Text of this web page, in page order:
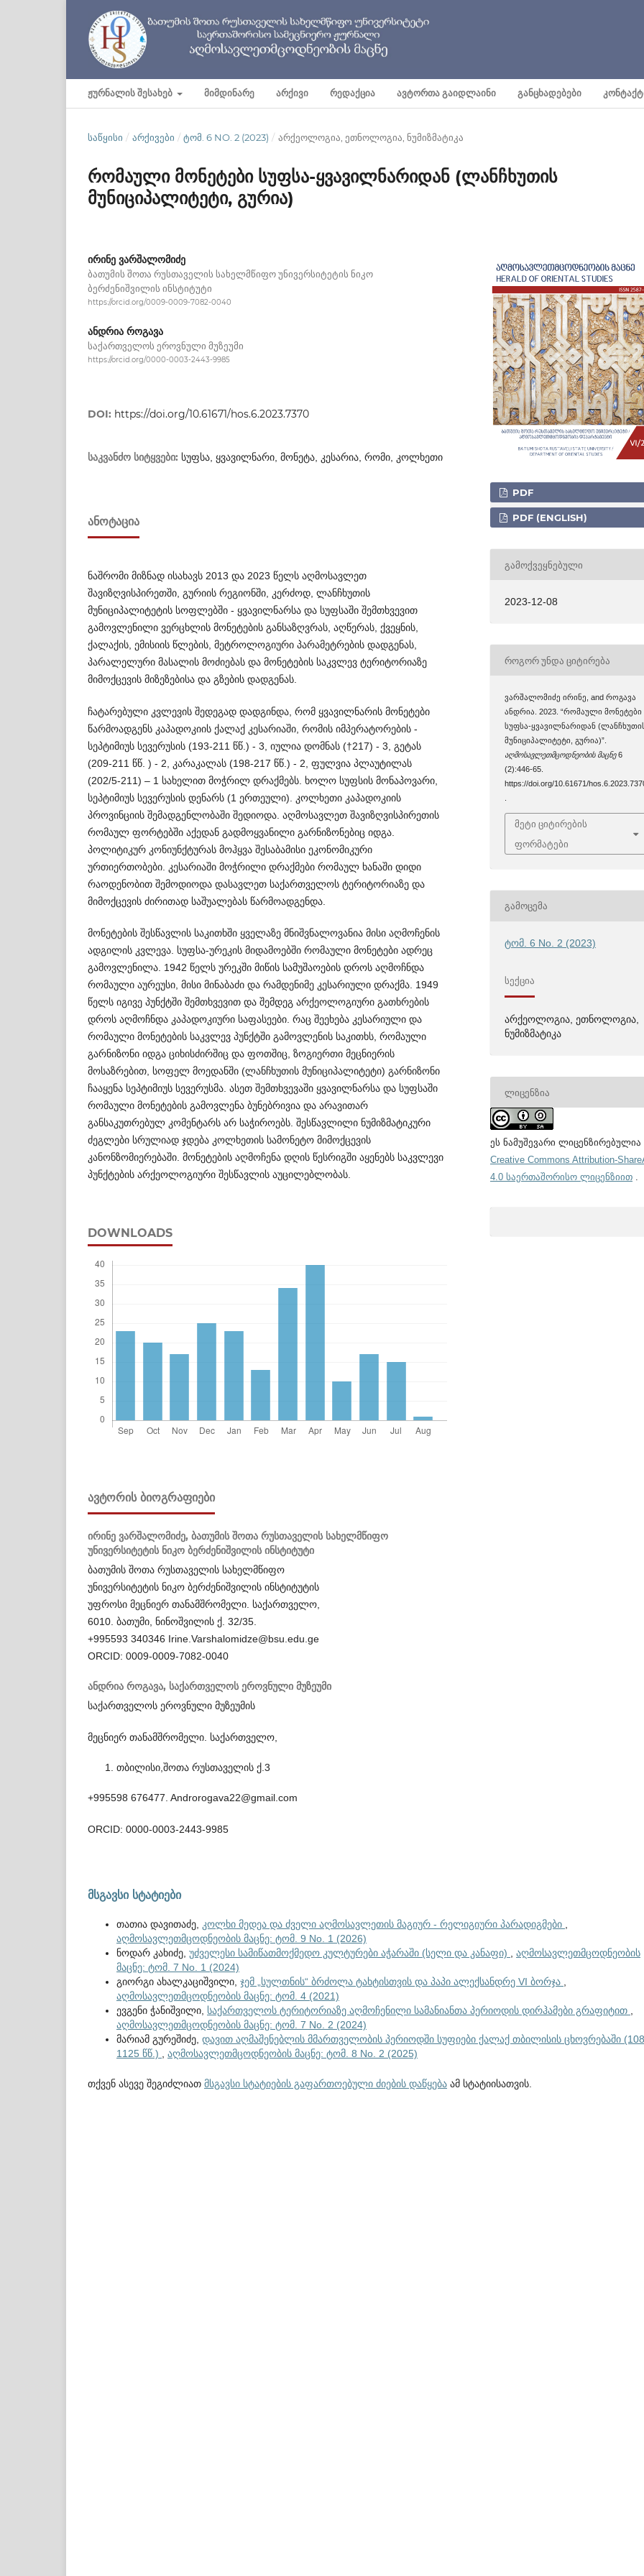
ᲟᲣᲠᲜᲐᲚᲘᲡ ᲨᲔᲡᲐᲮᲔᲑ ᲛᲘᲛᲓᲘᲜᲐᲠᲔ ᲐᲠᲥᲘᲕᲘ ᲠᲔᲓᲐᲥᲪᲘᲐ ᲐᲕᲢᲝᲠᲗᲐ ᲒᲐᲘᲓᲚᲐᲘᲜᲘ ᲒᲐᲜᲪᲮᲐᲓᲔᲑᲔᲑᲘ
ᲡᲐᲬᲧᲘᲡᲘ / ᲐᲠᲥᲘᲕᲔᲑᲘ / ᲢᲝᲛ. 6 NO. 2 (2023) / არქეოლოგია, ეთნოლოგია, ნუმიზმატიკა
რომაული მონეტები სუფსა-ყვავილნარიდან (ლანჩხუთის
მუნიციპალიტეტი, გურია)
ირინე ვარშალომიძე
ბათუმის შოთა რუსთაველის სახელმწიფო უნივერსიტეტის ნიკო
ბერძენიშვილის ინსტიტუტი
https://orcid.org/0009-0009-7082-0040
ანდრია როგავა
საქართველოს ეროვნული მუზეუმი
https://orcid.org/0000-0003-2443-9985
DOI: https://doi.org/10.61671/hos.6.2023.7370
საკვანძო სიტყვები: სუფსა, ყვავილნარი, მონეტა, კესარია, რომი, კოლხეთი
ᲐᲜᲝᲢᲐᲪᲘᲐ
ნაშრომი მიზნად ისახავს 2013 და 2023 წელს აღმოსავლეთ
შავიზღვისპირეთში, გურიის რეგიონში, კერძოდ, ლანჩხუთის
მუნიციპალიტეტის სოფლებში - ყვავილნარსა და სუფსაში შემთხვევით
გამოვლენილი ვერცხლის მონეტების განსაზღვრას, აღწერას, ქვეყნის,
ქალაქის, ემისიის წლების, მეტროლოგიური პარამეტრების დადგენას,
პარალელური მასალის მოძიებას და მონეტების საკვლევ ტერიტორიაზე
მიმოქცევის მიზეზებისა და გზების დადგენას.
ჩატარებული კვლევის შედეგად დადგინდა, რომ ყვავილნარის მონეტები
წარმოადგენს კაპადოკიის ქალაქ კესარიაში, რომის იმპერატორების -
სეპტიმიუს სევერუსის (193-211 წწ.) - 3, იულია დომნას (†217) - 3, გეტას
(209-211 წწ. ) - 2, კარაკალას (198-217 წწ.) - 2, ფულვია პლაუტილას
(202/5-211) – 1 სახელით მოჭრილ დრაქმებს. ხოლო სუფსის მონაპოვარი,
სეპტიმიუს სევერუსის დენარს (1 ერთეული). კოლხეთი კაპადოკიის
პროვინციის შემადგენლობაში შედიოდა. აღმოსავლეთ შავიზღვისპირეთის
რომაულ ფორტებში აქედან გადმოყვანილი გარნიზონებიც იდგა.
პოლიტიკურ კონიუნქტურას მოჰყვა შესაბამისი ეკონომიკური
ურთიერთობები. კესარიაში მოჭრილი დრაქმები რომაულ ხანაში დიდი
რაოდენობით შემოდიოდა დასავლეთ საქართველოს ტერიტორიაზე და
მიმოქცევის ძირითად საშუალებას წარმოადგენდა.
მონეტების შესწავლის საკითხში ყველაზე მნიშვნალოვანია მისი აღმოჩენის
ადგილის კვლევა. სუფსა-ურეკის მიდამოებში რომაული მონეტები ადრეც
გამოვლენილა. 1942 წელს ურეკში მიწის სამუშაოების დროს აღმოჩნდა
რომაული აურეუსი, მისი მინაბაძი და რამდენიმე კესარიული დრაქმა. 1949
წელს იგივე პუნქტში შემთხვევით და შემდეგ არქეოლოგიური გათხრების
დროს აღმოჩნდა კაპადოკიური საფასეები. რაც შეეხება კესარიული და
რომაული მონეტების საკვლევ პუნქტში გამოვლენის საკითხს, რომაული
გარნიზონი იდგა ციხისძირშიც და ფოთშიც, ზოგიერთი მეცნიერის
მოსაზრებით, სოფელ მოედანში (ლანჩხუთის მუნიციპალიტეტი) გარნიზონი
ჩააყენა სეპტიმიუს სევერუსმა. ასეთ შემთხვევაში ყვავილნარსა და სუფსაში
რომაული მონეტების გამოვლენა ბუნებრივია და არავითარ
განსაკუთრებულ კომენტარს არ საჭიროებს. შესწავლილი ნუმიზმატიკური
ძეგლები სრულიად ჯდება კოლხეთის სამონეტო მიმოქცევის
კანონზომიერებაში. მონეტების აღმოჩენა დღის წესრიგში აყენებს საკვლევი
პუნქტების არქეოლოგიური შესწავლის აუცილებლობას.
DOWNLOADS
ᲐᲕᲢᲝᲠᲘᲡ ᲑᲘᲝᲒᲠᲐᲤᲘᲔᲑᲘ
ირინე ვარშალომიძე, ბათუმის შოთა რუსთაველის სახელმწიფო
უნივერსიტეტის ნიკო ბერძენიშვილის ინსტიტუტი
ბათუმის შოთა რუსთაველის სახელმწიფო
უნივერსიტეტის ნიკო ბერძენიშვილის ინსტიტუტის
უფროსი მეცნიერ თანამშრომელი. საქართველო,
6010. ბათუმი, ნინოშვილის ქ. 32/35.
+995593 340346 Irine.Varshalomidze@bsu.edu.ge
ORCID: 0009-0009-7082-0040
ანდრია როგავა, საქართველოს ეროვნული მუზეუმი
საქართველოს ეროვნული მუზეუმის
მეცნიერ თანამშრომელი. საქართველო,
თბილისი,შოთა რუსთაველის ქ.3
+995598 676477. Androrogava22@gmail.com
ORCID: 0000-0003-2443-9985
PDF
PDF (ENGLISH)
ᲒᲐᲛᲝᲥᲕᲔᲧᲜᲔᲑᲣᲚᲘ
2023-12-08
ᲠᲝᲒᲝᲠ ᲣᲜᲓᲐ ᲪᲘᲢᲘᲠᲔᲑᲐ
ვარშალომიძე ირინე, and როგავა
ანდრია. 2023. “რომაული მონეტები
სუფსა-ყვავილნარიდან
მუნიციპალიტეტი, გურია)”.
აღმოსავლეთმცოდნეობის მაცნე6
(2):446-65.
https://doi.org/10.61671/
.
მეტი ციტირების
ფორმატები
ᲒᲐᲛᲝᲪᲔᲛᲐ
ტომ. 6 No. 2 (2023)
ᲡᲔᲥᲪᲘᲐ
არქეოლოგია, ეთნოლოგია,
ნუმიზმატიკა
ᲚᲘᲪᲔᲜᲖᲘᲐ
ეს ნამუშევარი ლიცენზირებულია
Creative Commons Attribution-
4.0 საერთაშორისო ლიცენზიით .
მსგავსი სტატიები
თათია დავითაძე, კოლხი მედეა და ძველი აღმოსავლეთის მაგიურ - რელიგიური პარადიგმები
აღმოსავლეთმცოდნეობის მაცნე: ტომ. 9 No. 1 (2026)
ნოდარ კახიძე, უძველესი სამიწათმოქმედო კულტურები აჭარაში (სელი და კანაფი)
აღმოსავლეთმცოდნეობის
მაცნე: ტომ. 7 No. 1 (2024)
გიორგი ახალკაციშვილი, ჯემ „სულთნის“ ბრძოლა ტახტისთვის და პაპი ალექსანდრე VI ბორჯა
აღმოსავლეთმცოდნეობის მაცნე: ტომ. 4 (2021)
ევგენი ჭანიშვილი, საქართველოს ტერიტორიაზე აღმოჩენილი სამანიანთა პერიოდის დირჰამები გრაფიტით
აღმოსავლეთმცოდნეობის მაცნე: ტომ. 7 No. 2 (2024)
მარიამ გურეშიძე, დავით აღმაშენებლის მმართველობის პერიოდში სუფიები ქალაქ თბილისის ცხოვრებაში
1125 წწ.)
აღმოსავლეთმცოდნეობის მაცნე: ტომ. 8 No. 2 (2025)
თქვენ ასევე შეგიძლიათ მსგავსი სტატიების გაფართოებული ძიების დაწყება ამ სტატიისათვის.